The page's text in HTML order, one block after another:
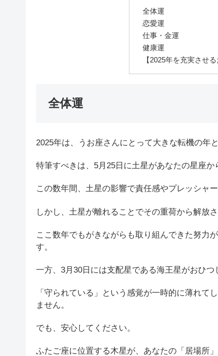
全体運
恋愛運
仕事・金運
健康運
【2025年を充実させ
全体運
2025年は、うお座さんにとって大きな転機の年
特筆すべきは、5月25日に土星があなたの星座
この数年間、土星の影響で責任感やプレッシャ
しかし、土星が離れることでその重荷から解放
ここ数年でもがきながらも取り組んできた努力
す。
一方、3月30日には支配星である海王星がおひつ
「守られている」という感覚が一時的に薄れて
ません。
でも、安心してください。
ふたご座に位置する木星が、あなたの「居場所